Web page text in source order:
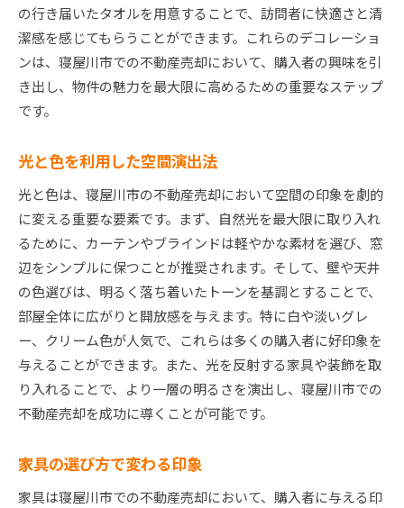
の行き届いたタオルを用意することで、訪問者に快適さと清
潔感を感じてもらうことができます。これらのデコレーショ
ンは、寝屋川市での不動産売却において、購入者の興味を引
き出し、物件の魅力を最大限に高めるための重要なステップ
です。
光と色を利用した空間演出法
光と色は、寝屋川市の不動産売却において空間の印象を劇的
に変える重要な要素です。まず、自然光を最大限に取り入れ
るために、カーテンやブラインドは軽やかな素材を選び、窓
辺をシンプルに保つことが推奨されます。そして、壁や天井
の色選びは、明るく落ち着いたトーンを基調とすることで、
部屋全体に広がりと開放感を与えます。特に白や淡いグレ
ー、クリーム色が人気で、これらは多くの購入者に好印象を
与えることができます。また、光を反射する家具や装飾を取
り入れることで、より一層の明るさを演出し、寝屋川市での
不動産売却を成功に導くことが可能です。
家具の選び方で変わる印象
家具は寝屋川市での不動産売却において、購入者に与える印